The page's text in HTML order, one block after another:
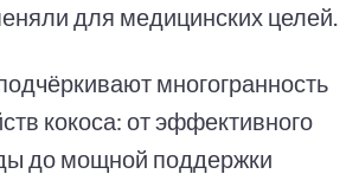
для медицинских целей.
многогранность
кокоса: от эффективного
до мощной поддержки